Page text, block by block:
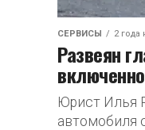
СЕРВИСЫ 2 года
Развеян
Юрист Илья
автомобиля